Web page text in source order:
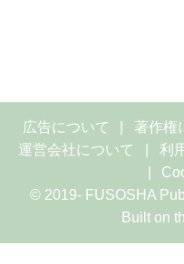
広告について 著作権
運営会社について
利
© 2019- FUSOSHA
Built on